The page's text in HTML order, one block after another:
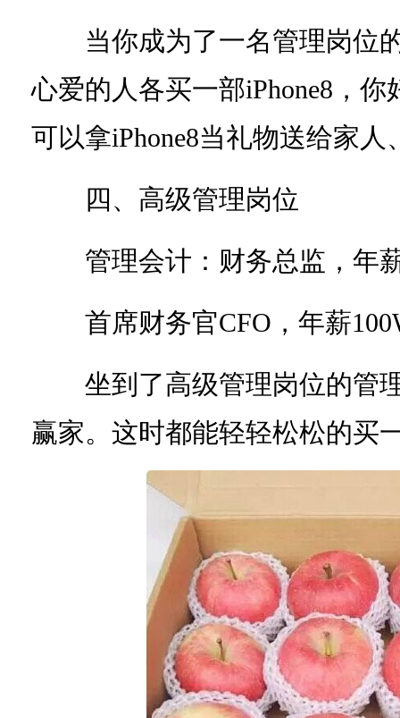
当你成为了一名管理岗位
心爱的人各买一部iPhone8，
可以拿iPhone8当礼物送给家人
四、高级管理岗位
管理会计：财务总监，年薪
首席财务官CFO，年薪
坐到了高级管理岗位的管理
赢家。这时都能轻轻松松的买